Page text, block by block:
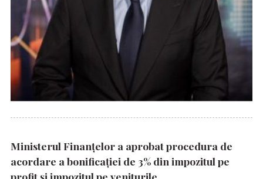
Ministerul Finanțelor a aprobat procedura de
acordare a bonificației de 3% din impozitul pe